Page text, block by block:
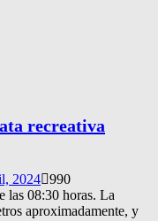
recreativa
2024 990
las 08:30 horas. La
aproximadamente, y